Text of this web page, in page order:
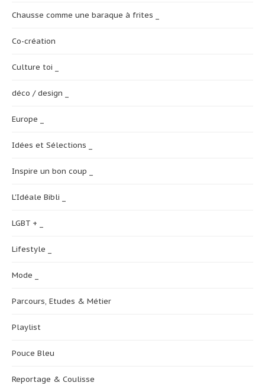
Chausse comme une baraque à frites _
Co-création
Culture toi _
déco / design _
Europe _
Idées et Sélections _
Inspire un bon coup _
L'Idéale Bibli _
LGBT + _
Lifestyle _
Mode _
Parcours, Etudes & Métier
Playlist
Pouce Bleu
Reportage & Coulisse